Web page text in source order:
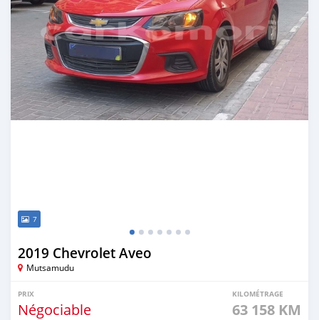
7
2019 Chevrolet Aveo
Mutsamudu
PRIX
Négociable
KILOMÉTRAGE
63 158 KM